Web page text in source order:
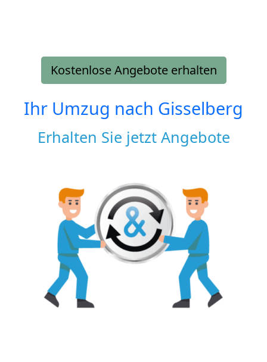
Kostenlose Angebote erhalten
Ihr Umzug nach Gisselberg
Erhalten Sie jetzt Angebote